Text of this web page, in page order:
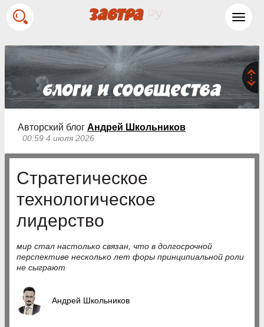
Авторский блог Андрей Школьников
00:59 4 июля 2026
Стратегическое
технологическое
лидерство
мир стал настолько связан, что в долгосрочной
перспективе несколько лет форы принципиальной роли
не сыграют
Андрей Школьников